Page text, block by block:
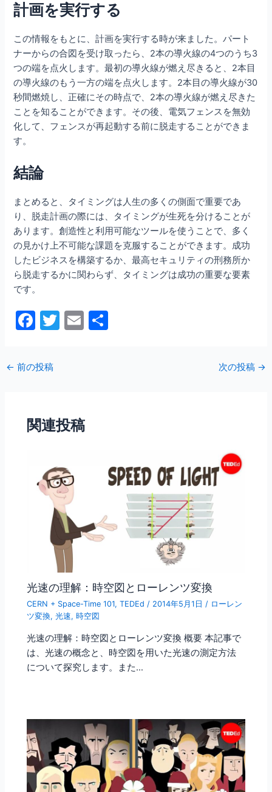
計画を実行する
この情報をもとに、計画を実行する時が来ました。パート
ナーからの合図を受け取ったら、2本の導火線の4つのうち3
つの端を点火します。最初の導火線が燃え尽きると、2本目
の導火線のもう一方の端を点火します。2本目の導火線が30
秒間燃焼し、正確にその時点で、2本の導火線が燃え尽きた
ことを知ることができます。その後、電気フェンスを無効
化して、フェンスが再起動する前に脱走することができま
す。
結論
まとめると、タイミングは人生の多くの側面で重要であ
り、脱走計画の際には、タイミングが生死を分けることが
あります。創造性と利用可能なツールを使うことで、多く
の見かけ上不可能な課題を克服することができます。成功
したビジネスを構築するか、最高セキュリティの刑務所か
ら脱走するかに関わらず、タイミングは成功の重要な要素
です。
F
c
e
o
o
T
E
← 前の投稿 次の投稿 →
関連投稿
光速の理解：時空図とローレンツ変換
CERN + Space-Time 101,TEDEd / 2014年5月1日 / ローレン
ツ変換,光速,時空図
光速の理解：時空図とローレンツ変換 概要 本記事で
は、光速の概念と、時空図を用いた光速の測定方法
について探究します。また…